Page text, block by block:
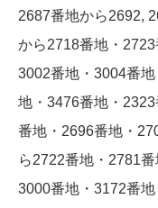
2687番地から2692,
から2718番地・
3002番地・3004番
地・3476番地・
番地・2696番地・
ら2722番地・2781
3000番地・3172番